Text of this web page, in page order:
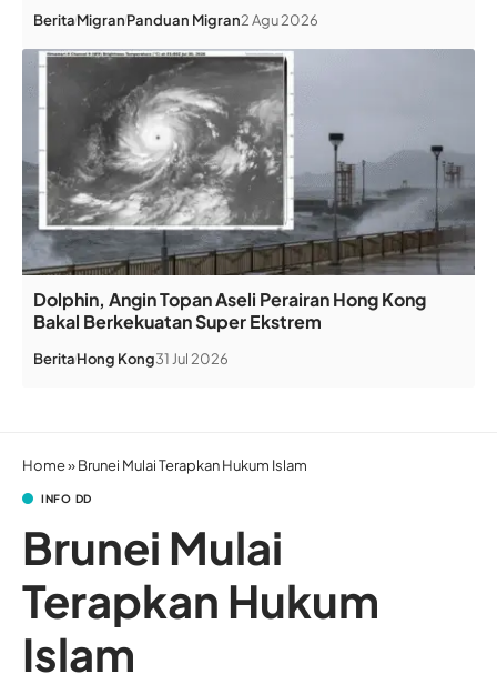
BeritaMigranPanduan Migran2 Agu 2026
Dolphin, Angin Topan Aseli Perairan Hong Kong
Bakal Berkekuatan Super Ekstrem
BeritaHong Kong31 Jul 2026
Home»Brunei Mulai Terapkan Hukum Islam
INFO DD
Brunei Mulai
Terapkan Hukum
Islam